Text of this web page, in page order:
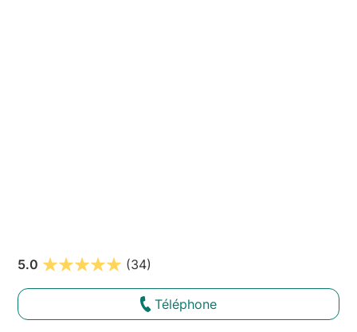
5.0 (34)
Téléphone